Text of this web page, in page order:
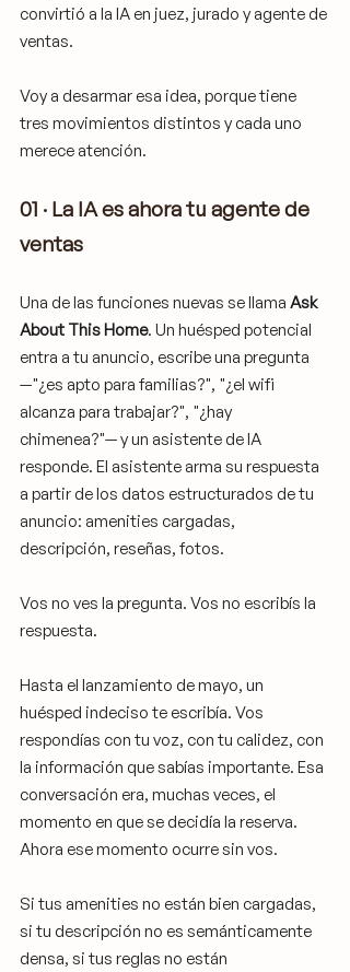
convirtió a la IA en juez, jurado y agente de
ventas.
Voy a desarmar esa idea, porque tiene
tres movimientos distintos y cada uno
merece atención.
01 · La IA es ahora tu agente de
ventas
Una de las funciones nuevas se llama Ask
About This Home. Un huésped potencial
entra a tu anuncio, escribe una pregunta
—"¿es apto para familias?", "¿el wifi
alcanza para trabajar?", "¿hay
chimenea?"— y un asistente de IA
responde. El asistente arma su respuesta
a partir de los datos estructurados de tu
anuncio: amenities cargadas,
descripción, reseñas, fotos.
Vos no ves la pregunta. Vos no escribís la
respuesta.
Hasta el lanzamiento de mayo, un
huésped indeciso te escribía. Vos
respondías con tu voz, con tu calidez, con
la información que sabías importante. Esa
conversación era, muchas veces, el
momento en que se decidía la reserva.
Ahora ese momento ocurre sin vos.
Si tus amenities no están bien cargadas,
si tu descripción no es semánticamente
densa, si tus reglas no están